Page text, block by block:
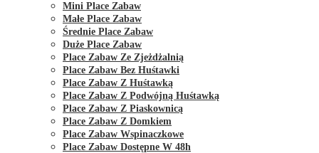
Mini Place Zabaw
Małe Place Zabaw
Średnie Place Zabaw
Duże Place Zabaw
Place Zabaw Ze Zjeżdżalnią
Place Zabaw Bez Huśtawki
Place Zabaw Z Huśtawką
Place Zabaw Z Podwójną Huśtawką
Place Zabaw Z Piaskownicą
Place Zabaw Z Domkiem
Place Zabaw Wspinaczkowe
Place Zabaw Dostępne W 48h